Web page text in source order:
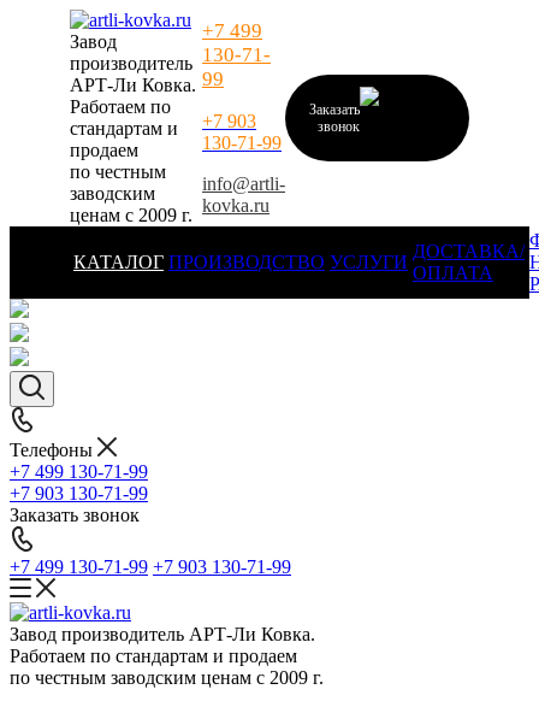
Завод
производитель
АРТ-Ли Ковка.
Работаем по
стандартам и
продаем
по честным
заводским
ценам с 2009 г.
+7 499
130-71-
99
+7 903
130-71-99
info@artli-
kovka.ru
Заказать
звонок
КАТАЛОГ ПРОИЗВОДСТВО УСЛУГИ
ДОСТАВКА/
ОПЛАТА
Телефоны
+7 499 130-71-99
+7 903 130-71-99
Заказать звонок
+7 499 130-71-99 +7 903 130-71-99
Завод производитель АРТ-Ли Ковка.
Работаем по стандартам и продаем
по честным заводским ценам с 2009 г.